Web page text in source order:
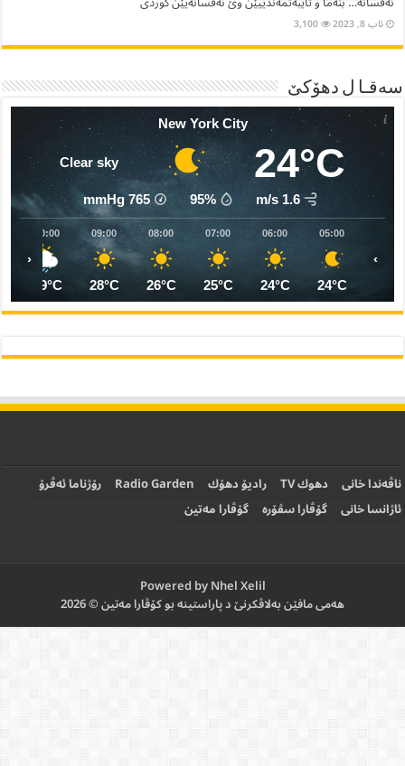
02:00
25°C
03:00
24°C
04:00
24°C
05:00
24°C
06:00
23°C
07:00
24°C